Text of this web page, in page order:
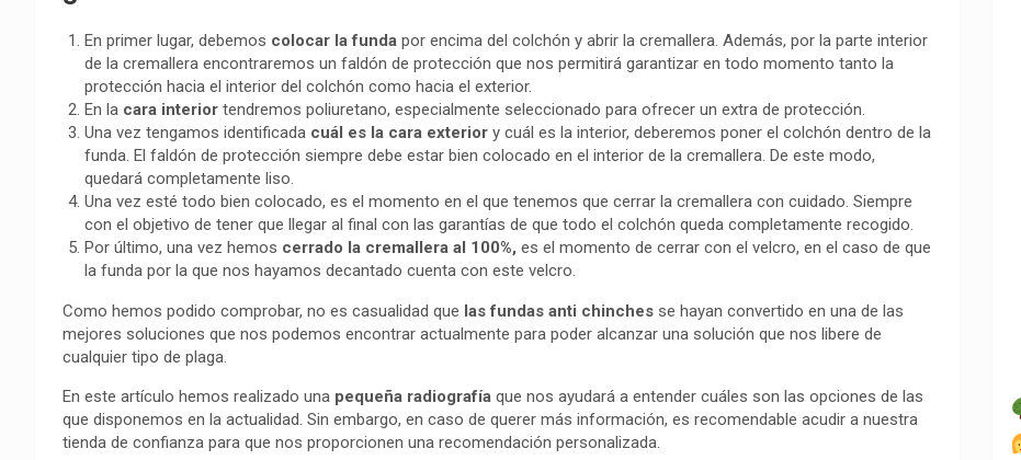
En primer lugar, debemos colocar la funda por encima del colchón y abrir la cremallera. Además, por la parte interior
de la cremallera encontraremos un faldón de protección que nos permitirá garantizar en todo momento tanto la
protección hacia el interior del colchón como hacia el exterior.
En la cara interior tendremos poliuretano, especialmente seleccionado para ofrecer un extra de protección.
Una vez tengamos identificada cuál es la cara exterior y cuál es la interior, deberemos poner el colchón dentro de la
funda. El faldón de protección siempre debe estar bien colocado en el interior de la cremallera. De este modo,
quedará completamente liso.
Una vez esté todo bien colocado, es el momento en el que tenemos que cerrar la cremallera con cuidado. Siempre
con el objetivo de tener que llegar al final con las garantías de que todo el colchón queda completamente recogido.
Por último, una vez hemos cerrado la cremallera al 100%, es el momento de cerrar con el velcro, en el caso de que
la funda por la que nos hayamos decantado cuenta con este velcro.
Como hemos podido comprobar, no es casualidad que las fundas anti chinches se hayan convertido en una de las
mejores soluciones que nos podemos encontrar actualmente para poder alcanzar una solución que nos libere de
cualquier tipo de plaga.
En este artículo hemos realizado una pequeña radiografía que nos ayudará a entender cuáles son las opciones de las
que disponemos en la actualidad. Sin embargo, en caso de querer más información, es recomendable acudir a nuestra
tienda de confianza para que nos proporcionen una recomendación personalizada.